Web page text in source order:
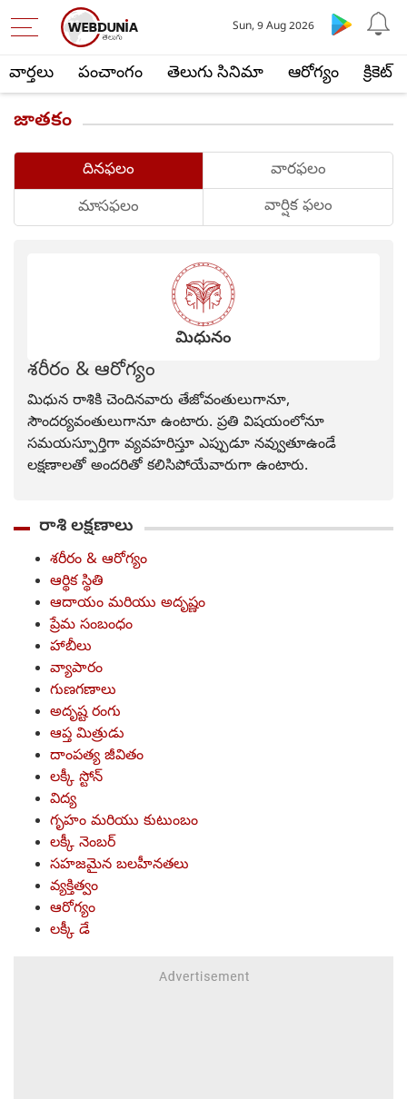
వార్తలు పంచాంగం తెలుగు సినిమా ఆరోగ్యం క్రికెట్
Sun, 9 Aug 2026
జాతకం
దినఫలం
వారఫలం
మాసఫలం
వార్షిక ఫలం
మిధునం
శరీరం & ఆరోగ్యం
మిధున రాశికి చెందినవారు తేజోవంతులుగానూ,
సౌందర్యవంతులుగానూ ఉంటారు. ప్రతి విషయంలోనూ
సమయస్పూర్తిగా వ్యవహరిస్తూ ఎప్పుడూ నవ్వుతూఉండే
లక్షణాలతో అందరితో కలిసిపోయేవారుగా ఉంటారు.
రాశి లక్షణాలు
శరీరం & ఆరోగ్యం
ఆర్థిక స్థితి
ఆదాయం మరియు అదృష్ణం
ప్రేమ సంబంధం
హాబీలు
వ్యాపారం
గుణగణాలు
అదృష్ట రంగు
ఆప్త మిత్రుడు
దాంపత్య జీవితం
లక్కీ స్టోన్
విద్య
గృహం మరియు కుటుంబం
లక్కీ నెంబర్
సహజమైన బలహీనతలు
వ్యక్తిత్వం
ఆరోగ్యం
లక్కీ డే